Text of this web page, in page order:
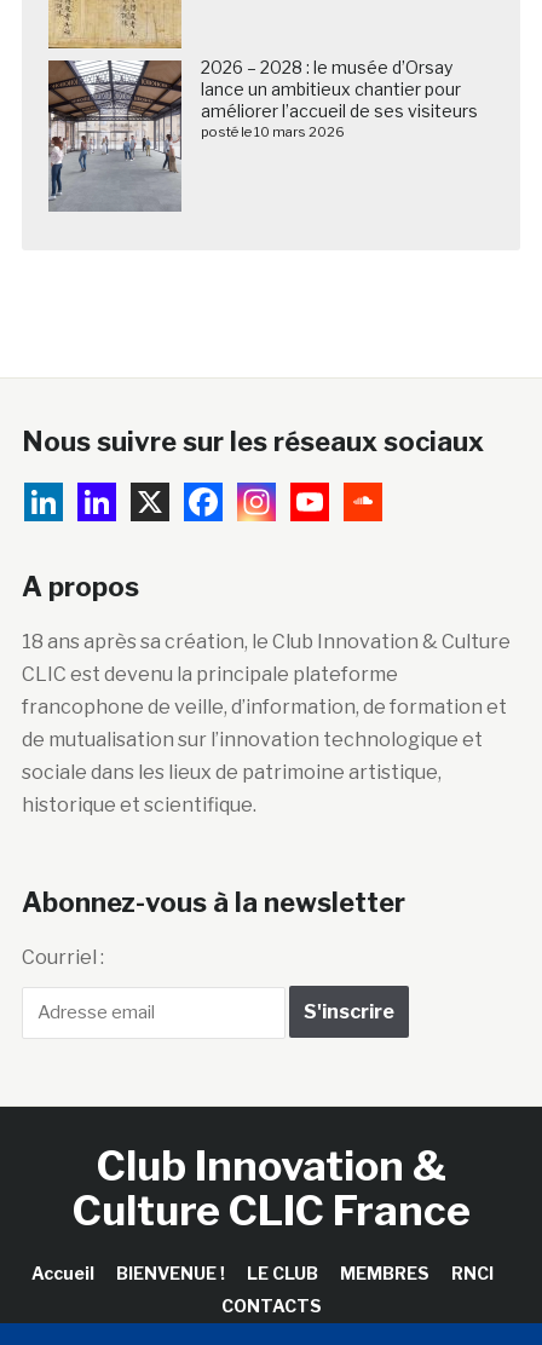
2026 – 2028 : le musée d’Orsay
lance un ambitieux chantier pour
améliorer l’accueil de ses visiteurs
posté le 10 mars 2026
Nous suivre sur les réseaux sociaux
A propos
18 ans après sa création, le Club Innovation & Culture
CLIC est devenu la principale plateforme
francophone de veille, d’information, de formation et
de mutualisation sur l’innovation technologique et
sociale dans les lieux de patrimoine artistique,
historique et scientifique.
Abonnez-vous à la newsletter
Courriel :
Club Innovation &
Culture CLIC France
Accueil BIENVENUE ! LE CLUB MEMBRES
RNCI
CONTACTS